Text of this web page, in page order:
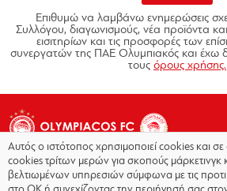
Επιθυμώ να λαμβάνω ενημερώσεις
Συλλόγου, διαγωνισμούς, νέα προϊόντα
εισιτηρίων και τις προσφορές των
συνεργατών της ΠΑΕ Ολυμπιακός και έχω
τους όρους χρήσης.
Αυτός ο ιστότοπος χρησιμοποιεί cookies και σε
cookies τρίτων μερών για σκοπούς μάρκετινγκ
βελτιωμένων υπηρεσιών σύμφωνα με τις